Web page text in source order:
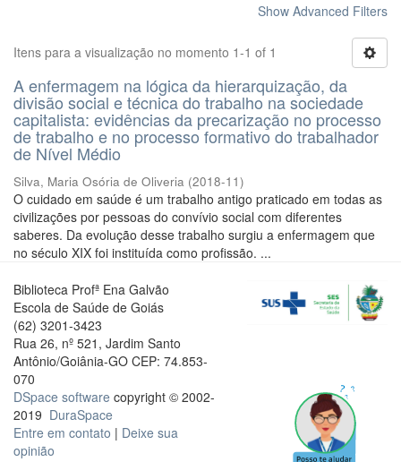
Show Advanced Filters
Itens para a visualização no momento 1-1 of 1
A enfermagem na lógica da hierarquização, da
divisão social e técnica do trabalho na sociedade
capitalista: evidências da precarização no processo
de trabalho e no processo formativo do trabalhador
de Nível Médio
Silva, Maria Osória de Oliveria (2018-11)
O cuidado em saúde é um trabalho antigo praticado em todas as
civilizações por pessoas do convívio social com diferentes
saberes. Da evolução desse trabalho surgiu a enfermagem que
no século XIX foi instituída como profissão. ...
Biblioteca Profª Ena Galvão
Escola de Saúde de Goiás
(62) 3201-3423
Rua 26, nº 521, Jardim Santo
Antônio/Goiânia-GO CEP: 74.853-
070
DSpace software copyright © 2002-
2019 DuraSpace
Entre em contato | Deixe sua
opinião